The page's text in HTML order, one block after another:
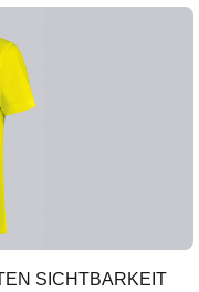
SICHTBARKEIT